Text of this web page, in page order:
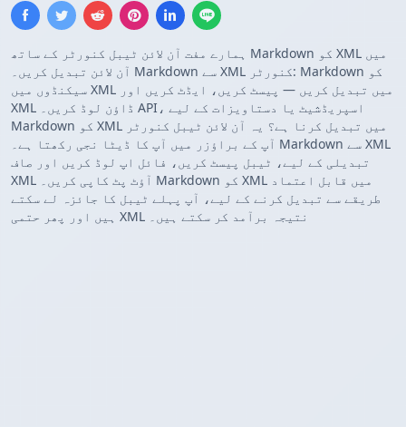
ہمارے مفت آن لائن ٹیبل کنورٹر کے ساتھ Markdown کو XML میں
آن لائن تبدیل کریں۔ Markdown سے XML کنورٹر: Markdown کو
سیکنڈوں میں XML میں تبدیل کریں — پیسٹ کریں، ایڈٹ کریں اور
XML ڈاؤن لوڈ کریں۔ API، اسپریڈشیٹ یا دستاویزات کے لیے
Markdown کو XML میں تبدیل کرنا ہے؟ یہ آن لائن ٹیبل کنورٹر
آپ کے براؤزر میں آپ کا ڈیٹا نجی رکھتا ہے۔ Markdown سے XML
تبدیلی کے لیے، ٹیبل پیسٹ کریں، فائل اپ لوڈ کریں اور صاف
XML آؤٹ پٹ کاپی کریں۔ Markdown کو XML میں قابل اعتماد
طریقے سے تبدیل کرنے کے لیے، آپ پہلے ٹیبل کا جائزہ لے سکتے
ہیں اور پھر حتمی XML نتیجہ برآمد کر سکتے ہیں۔